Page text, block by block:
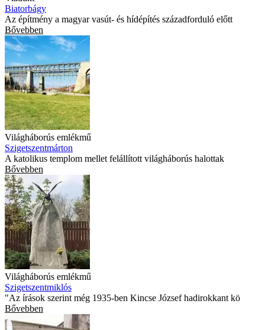
Biatorbágy
Az építmény a magyar vasút- és hídépítés századforduló előtt
Bővebben
Világháborús emlékmű
Szigetszentmárton
A katolikus templom mellet felállított világháborús halottak
Bővebben
Világháborús emlékmű
Szigetszentmiklós
"Az írások szerint még 1935-ben Kincse József hadirokkant kö
Bővebben